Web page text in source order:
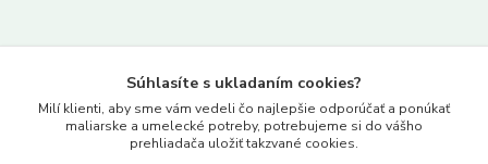
www.merkantil.sk
Súhlasíte s ukladaním cookies?
Milí klienti, aby sme vám vedeli čo najlepšie odporúčať a ponúkať
maliarske a umelecké potreby, potrebujeme si do vášho
prehliadača uložiť takzvané cookies.